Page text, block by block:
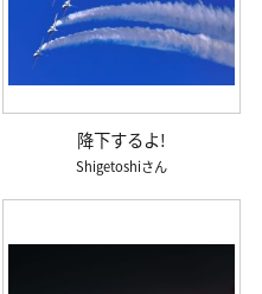
降下するよ!
Shigetoshi